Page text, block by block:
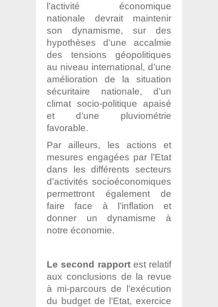
l’activité économique
nationale devrait maintenir
son dynamisme, sur des
hypothèses d’une accalmie
des tensions géopolitiques
au niveau international, d’une
amélioration de la situation
sécuritaire nationale, d’un
climat socio-politique apaisé
et d’une pluviométrie
favorable.
Par ailleurs, les actions et
mesures engagées par l’Etat
dans les différents secteurs
d’activités socioéconomiques
permettront également de
faire face à l’inflation et
donner un dynamisme à
notre économie.
Le second rapportest relatif
aux conclusions de la revue
à mi-parcours de l’exécution
du budget de l’Etat, exercice